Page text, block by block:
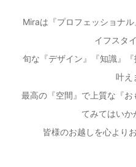
Miraは『プロフェッショナ
イフスタ
旬な『デザイン』『知識』
叶え
最高の『空間』で上質な『
てみてはいか
皆様のお越しを心より